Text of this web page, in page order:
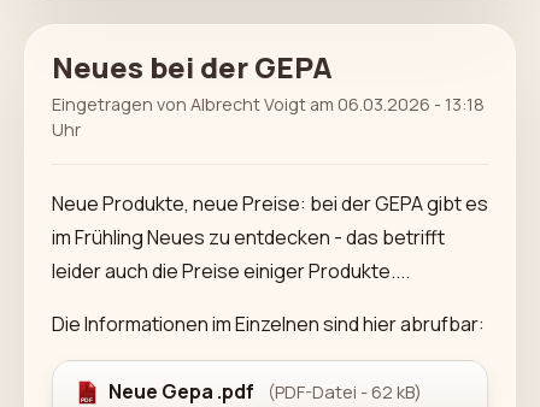
Neues bei der GEPA
Eingetragen von Albrecht Voigt am 06.03.2026 - 13:18
Uhr
Neue Produkte, neue Preise: bei der GEPA gibt es
im Frühling Neues zu entdecken - das betrifft
leider auch die Preise einiger Produkte....
Die Informationen im Einzelnen sind hier abrufbar:
Neue Gepa .pdf (PDF-Datei - 62 kB)